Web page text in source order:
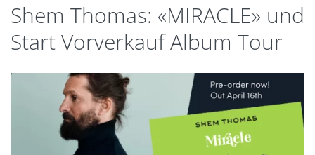
Shem Thomas: «MIRACLE» und
Start Vorverkauf Album Tour